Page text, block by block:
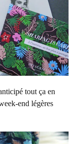
tout ça en
end légères